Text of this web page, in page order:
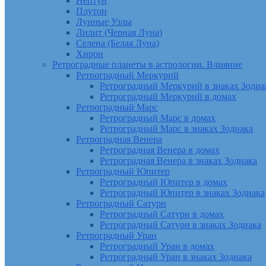
Плутон
Лунные Узлы
Лилит (Черная Луна)
Селена (Белая Луна)
Хирон
Ретроградные планеты в астрологии. Влияние
Ретроградный Меркурий
Ретроградный Меркурий в знаках
Ретроградный Меркурий в домах
Ретроградный Марс
Ретроградный Марс в домах
Ретроградный Марс в знаках Зодиака
Ретроградная Венера
Ретроградная Венера в домах
Ретроградная Венера в знаках Зодиака
Ретроградный Юпитер
Ретроградный Юпитер в домах
Ретроградный Юпитер в знаках Зодиака
Ретроградный Сатурн
Ретроградный Сатурн в домах
Ретроградный Сатурн в знаках Зодиака
Ретроградный Уран
Ретроградный Уран в домах
Ретроградный Уран в знаках Зодиака